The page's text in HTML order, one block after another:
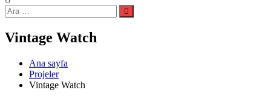
Ara: Ara
Vintage Watch
Ana sayfa
Projeler
Vintage Watch